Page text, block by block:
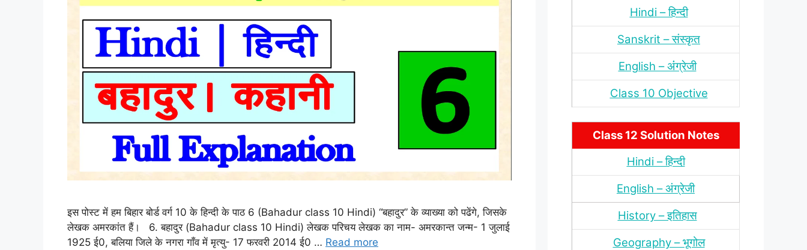
इस पोस्‍ट में हम बिहार बोर्ड वर्ग 10 के हिन्‍दी के पाठ 6 (Bahadur class 10 Hindi) “बहादुर” के व्याख्या को पढेंगे, जिसके
लेखक अमरकांत हैं। 6. बहादुर (Bahadur class 10 Hindi) लेखक परिचय लेखक का नाम- अमरकान्त जन्म- 1 जुलाई
1925 ई0, बलिया जिले के नगरा गाँव में मृत्यु- 17 फरवरी 2014 ई0 … Read more
Hindi – हिन्‍दी
Sanskrit – संस्‍कृत
English – अंंग्रेजी
Class 10 Objective
Class 12 Solution Notes
Hindi – हिन्‍दी
English – अंग्रेजी
History – इतिहास
Geography – भूगोल